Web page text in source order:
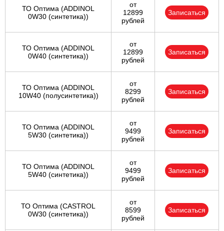
ТО Оптима (ADDINOL
0W30 (синтетика))
от
12899
рублей
Записаться
ТО Оптима (ADDINOL
0W40 (синтетика))
от
12899
рублей
Записаться
ТО Оптима (ADDINOL
10W40 (полусинтетика))
от
8299
рублей
Записаться
ТО Оптима (ADDINOL
5W30 (синтетика))
от
9499
рублей
Записаться
ТО Оптима (ADDINOL
5W40 (синтетика))
от
9499
рублей
Записаться
ТО Оптима (CASTROL
0W30 (синтетика))
от
8599
рублей
Записаться